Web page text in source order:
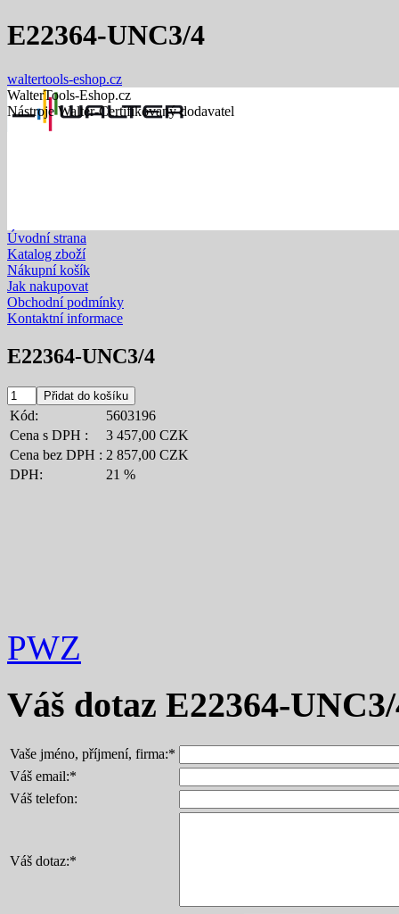
E22364-UNC3/4
waltertools-eshop.cz
WalterTools-Eshop.cz
Nástroje Walter-Certifikovaný dodavatel
Úvodní strana
Katalog zboží
Nákupní košík
Jak nakupovat
Obchodní podmínky
Kontaktní informace
E22364-UNC3/4
Kód:
5603196
Cena s DPH :
3 457,00 CZK
Cena bez DPH : 2 857,00 CZK
DPH:
21 %
PWZ
Váš dotaz E22364-
Vaše jméno, příjmení, firma:*
Váš email:*
Váš telefon:
Váš dotaz:*